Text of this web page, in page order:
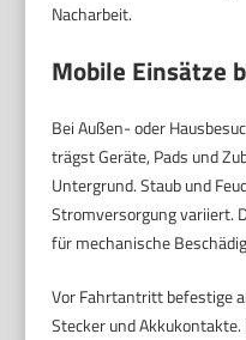
Nacharbeit.
Mobile Einsätze
Bei Außen- oder
trägst Geräte, Pads und
Untergrund. Staub und
Stromversorgung variiert.
für mechanische
Vor Fahrtantritt befestige
Stecker und